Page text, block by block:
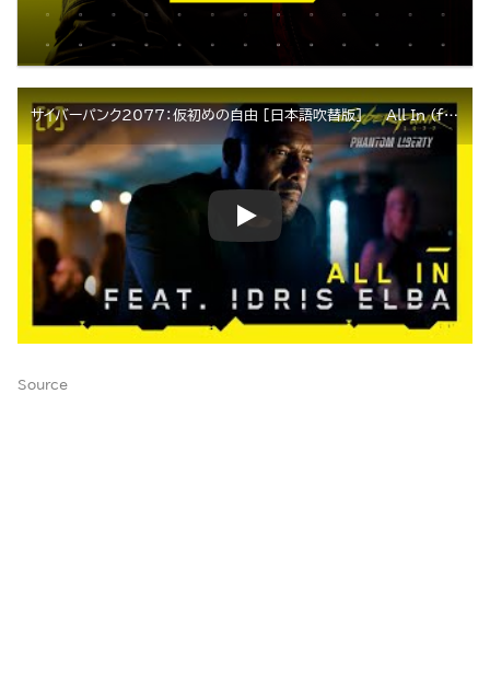
サイバーパンク2077：仮初めの自由 [日本語吹替版] — All In (feat. イドリス・エルバ)
Source